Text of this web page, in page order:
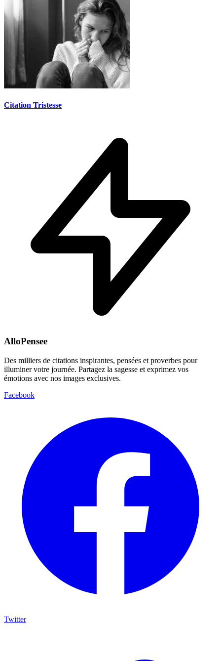
Citation Tristesse
AlloPensee
Des milliers de citations inspirantes, pensées et proverbes pour
illuminer votre journée. Partagez la sagesse et exprimez vos
émotions avec nos images exclusives.
Facebook
Twitter